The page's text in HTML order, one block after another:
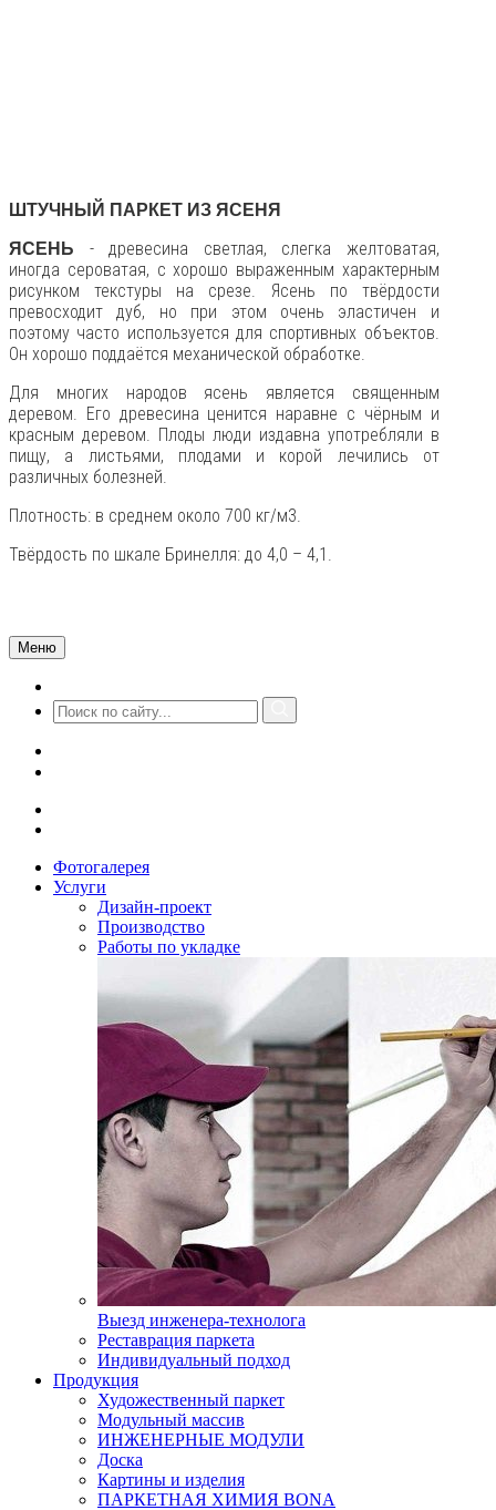
ШТУЧНЫЙ ПАРКЕТ ИЗ ЯСЕНЯ
ЯСЕНЬ
- древесина светлая, слегка желтоватая,
иногда сероватая, с хорошо выраженным характерным
рисунком текстуры на срезе. Ясень по твёрдости
превосходит дуб, но при этом очень эластичен и
поэтому часто используется для спортивных объектов.
Он хорошо поддаётся механической обработке.
Для многих народов ясень является священным
деревом. Его древесина ценится наравне с чёрным и
красным деревом. Плоды люди издавна употребляли в
пищу, а листьями, плодами и корой лечились от
различных болезней.
Плотность: в среднем около 700 кг/м3.
Твёрдость по шкале Бринелля: до 4,0 – 4,1.
Меню
Фотогалерея
Услуги
Дизайн-проект
Производство
Работы по укладке
Выезд инженера-технолога
Реставрация паркета
Индивидуальный подход
Продукция
Художественный паркет
Модульный массив
ИНЖЕНЕРНЫЕ МОДУЛИ
Доска
Картины и изделия
ПАРКЕТНАЯ ХИМИЯ BONA